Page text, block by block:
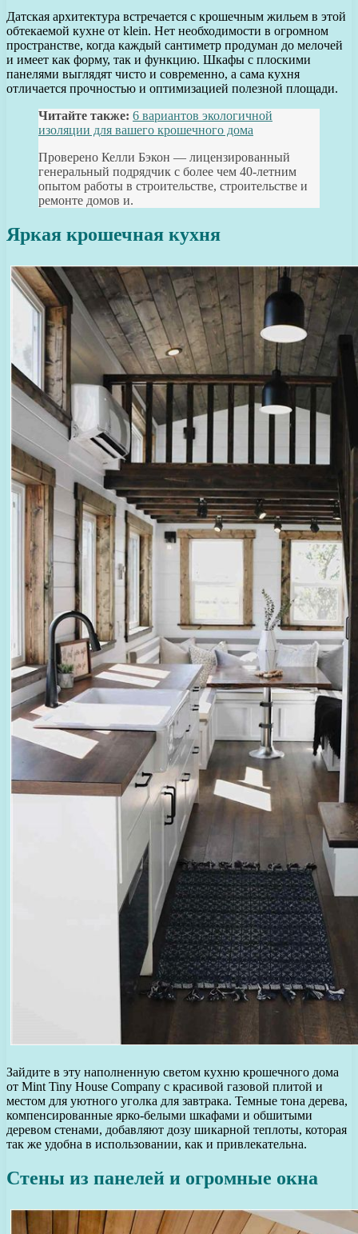
Датская архитектура встречается с крошечным жильем в этой
обтекаемой кухне от klein. Нет необходимости в огромном
пространстве, когда каждый сантиметр продуман до мелочей
и имеет как форму, так и функцию. Шкафы с плоскими
панелями выглядят чисто и современно, а сама кухня
отличается прочностью и оптимизацией полезной площади.
Читайте также: 6 вариантов экологичной
изоляции для вашего крошечного дома
Проверено Келли Бэкон — лицензированный
генеральный подрядчик с более чем 40-летним
опытом работы в строительстве, строительстве и
ремонте домов и.
Яркая крошечная кухня
Зайдите в эту наполненную светом кухню крошечного дома
от Mint Tiny House Company с красивой газовой плитой и
местом для уютного уголка для завтрака. Темные тона дерева,
компенсированные ярко-белыми шкафами и обшитыми
деревом стенами, добавляют дозу шикарной теплоты, которая
так же удобна в использовании, как и привлекательна.
Стены из панелей и огромные окна